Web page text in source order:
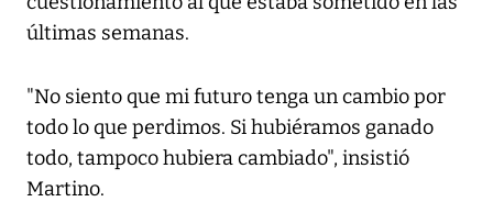
últimas semanas.
"No siento que mi futuro tenga un cambio por
todo lo que perdimos. Si hubiéramos ganado
todo, tampoco hubiera cambiado", insistió
Martino.